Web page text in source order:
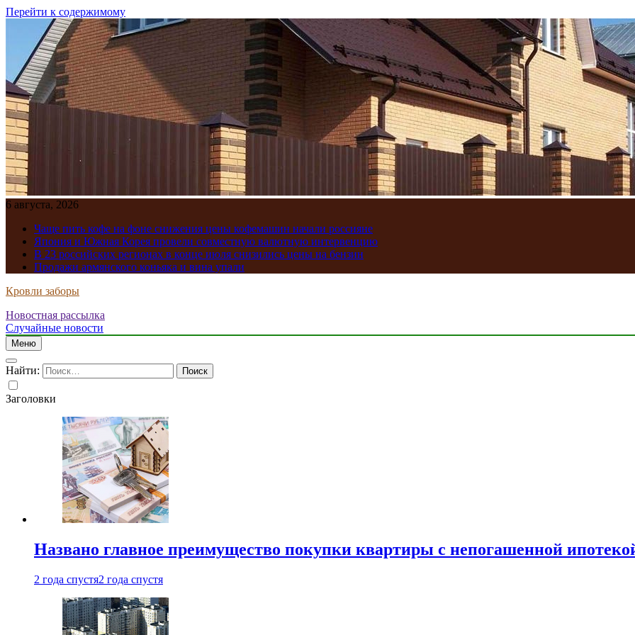
Перейти к содержимому
6 августа, 2026
Чаще пить кофе на фоне снижения цены кофемашин начали россияне
Япония и Южная Корея провели совместную валютную интервенцию
В 23 российских регионах в конце июля снизились цены на бензин
Продажи армянского коньяка и вина упали
Кровли заборы
Новостная рассылка
Случайные новости
Меню
Найти:
Заголовки
Названо главное преимущество покупки квартиры с непогашенной
2 года спустя2 года спустя